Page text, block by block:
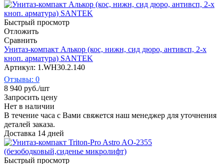
Быстрый просмотр
Отложить
Сравнить
Унитаз-компакт Алькор (кос, нижн, сид дюро, антивсп, 2-х
кноп. арматура) SANTEK
Артикул: 1.WH30.2.140
Отзывы: 0
8 940 руб./шт
Запросить цену
Нет в наличии
В течение часа с Вами свяжется наш менеджер для уточнения
деталей заказа.
Доставка 14 дней
Быстрый просмотр